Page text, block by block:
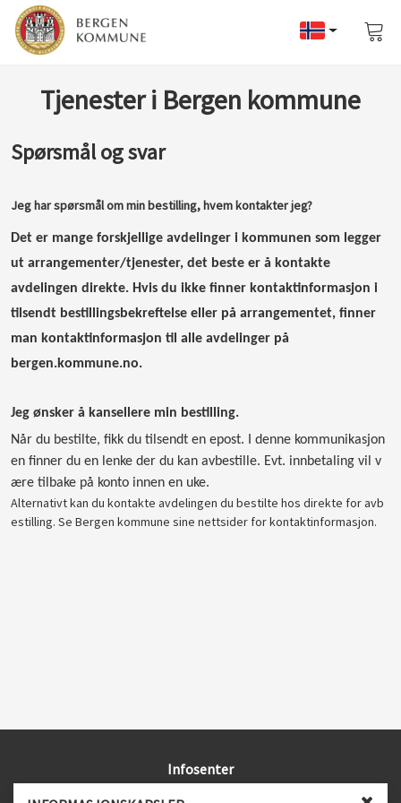
Tjenester i Bergen kommune
Spørsmål og svar
Jeg har spørsmål om min bestilling, hvem kontakter jeg?
Det er mange forskjellige avdelinger i kommunen som legger
ut arrangementer/tjenester, det beste er å kontakte
avdelingen direkte. Hvis du ikke finner kontaktinformasjon i
tilsendt bestillingsbekreftelse eller på arrangementet, finner
man kontaktinformasjon til alle avdelinger på
bergen.kommune.no.
Jeg ønsker å kansellere min bestilling.
Når du bestilte, fikk du tilsendt en epost. I denne kommunikasjon
en finner du en lenke der du kan avbestille. Evt. innbetaling vil v
ære tilbake på konto innen en uke.
Alternativt kan du kontakte avdelingen du bestilte hos direkte for avb
estilling. Se Bergen kommune sine nettsider for kontaktinformasjon.
Infosenter